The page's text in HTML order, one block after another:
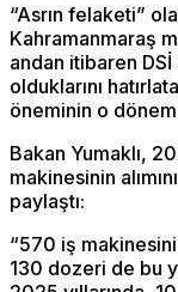
“Asrın felaketi”
Kahramanmaraş
andan itibaren
olduklarını
öneminin o
Bakan Yumaklı,
makinesinin
paylaştı:
“570 iş makinesini
130 dozeri de bu